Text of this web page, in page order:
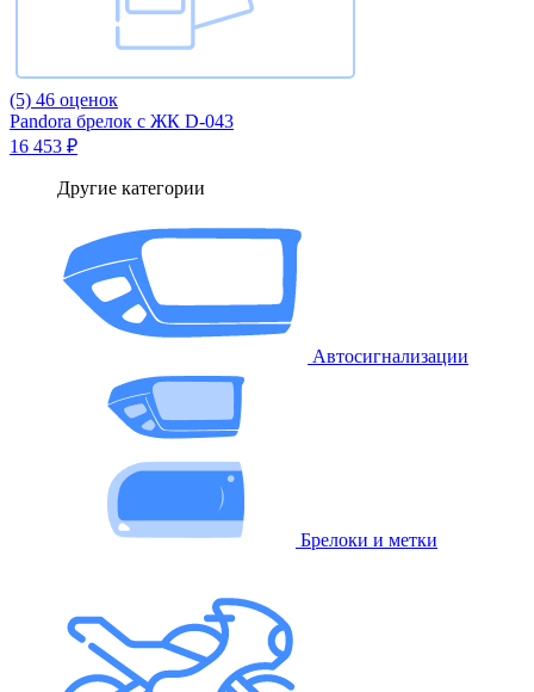
(5) 46 оценок
Pandora брелок с ЖК D-043
16 453 ₽
Другие категории
Автосигнализации
Брелоки и метки